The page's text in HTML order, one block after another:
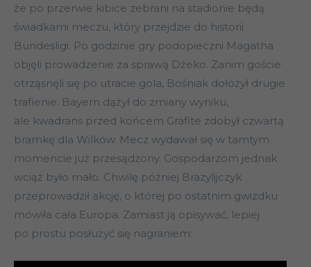
że po przerwie kibice zebrani na stadionie będą
świadkami meczu, który przejdzie do historii
Bundesligi. Po godzinie gry podopieczni Magatha
objęli prowadzenie za sprawą Dżeko. Zanim goście
otrząsnęli się po utracie gola, Bośniak dołożył drugie
trafienie. Bayern dążył do zmiany wyniku,
ale kwadrans przed końcem Grafite zdobył czwartą
bramkę dla Wilków. Mecz wydawał się w tamtym
momencie już przesądzony. Gospodarzom jednak
wciąż było mało. Chwilę później Brazylijczyk
przeprowadził akcję, o której po ostatnim gwizdku
mówiła cała Europa. Zamiast ją opisywać, lepiej
po prostu posłużyć się nagraniem: